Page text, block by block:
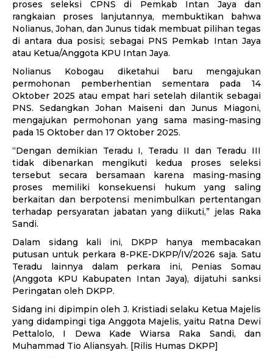
proses seleksi CPNS di Pemkab Intan Jaya dan
rangkaian proses lanjutannya, membuktikan bahwa
Nolianus, Johan, dan Junus tidak membuat pilihan tegas
di antara dua posisi; sebagai PNS Pemkab Intan Jaya
atau Ketua/Anggota KPU Intan Jaya.
Nolianus Kobogau diketahui baru mengajukan
permohonan pemberhentian sementara pada 14
Oktober 2025 atau empat hari setelah dilantik sebagai
PNS. Sedangkan Johan Maiseni dan Junus Miagoni,
mengajukan permohonan yang sama masing-masing
pada 15 Oktober dan 17 Oktober 2025.
“Dengan demikian Teradu I, Teradu II dan Teradu III
tidak dibenarkan mengikuti kedua proses seleksi
tersebut secara bersamaan karena masing-masing
proses memiliki konsekuensi hukum yang saling
berkaitan dan berpotensi menimbulkan pertentangan
terhadap persyaratan jabatan yang diikuti,” jelas Raka
Sandi.
Dalam sidang kali ini, DKPP hanya membacakan
putusan untuk perkara 8-PKE-DKPP/IV/2026 saja. Satu
Teradu lainnya dalam perkara ini, Penias Somau
(Anggota KPU Kabupaten Intan Jaya), dijatuhi sanksi
Peringatan oleh DKPP.
Sidang ini dipimpin oleh J. Kristiadi selaku Ketua Majelis
yang didampingi tiga Anggota Majelis, yaitu Ratna Dewi
Pettalolo, I Dewa Kade Wiarsa Raka Sandi, dan
Muhammad Tio Aliansyah. [Rilis Humas DKPP]